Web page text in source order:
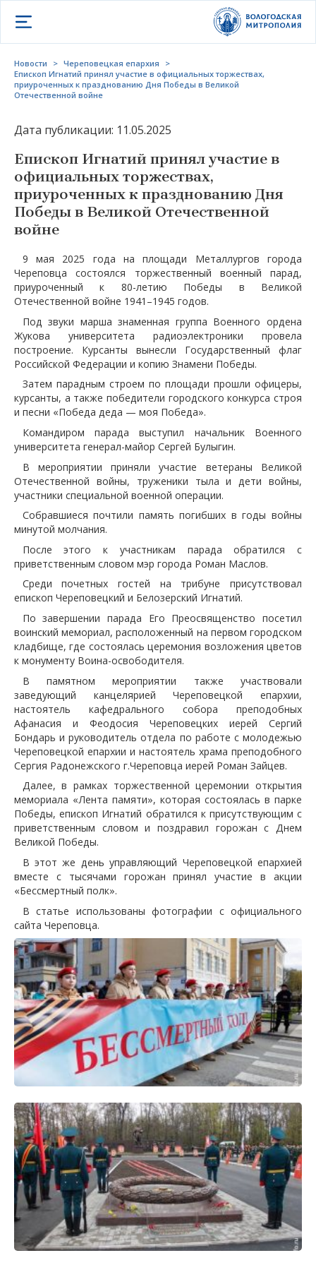
Открыть меню
Новости > Череповецкая епархия
>
Епископ Игнатий принял участие в официальных торжествах,
приуроченных к празднованию Дня Победы в Великой
Отечественной войне
Дата публикации: 11.05.2025
Епископ Игнатий принял участие в
официальных торжествах,
приуроченных к празднованию Дня
Победы в Великой Отечественной
войне
9 мая 2025 года на площади Металлургов города
Череповца состоялся торжественный военный парад,
приуроченный к 80-летию Победы в Великой
Отечественной войне 1941–1945 годов.
Под звуки марша знаменная группа Военного ордена
Жукова университета радиоэлектроники провела
построение. Курсанты вынесли Государственный флаг
Российской Федерации и копию Знамени Победы.
Затем парадным строем по площади прошли офицеры,
курсанты, а также победители городского конкурса строя
и песни «Победа деда — моя Победа».
Командиром парада выступил начальник Военного
университета генерал-майор Сергей Булыгин.
В мероприятии приняли участие ветераны Великой
Отечественной войны, труженики тыла и дети войны,
участники специальной военной операции.
Собравшиеся почтили память погибших в годы войны
минутой молчания.
После этого к участникам парада обратился с
приветственным словом мэр города Роман Маслов.
Среди почетных гостей на трибуне присутствовал
епископ Череповецкий и Белозерский Игнатий.
По завершении парада Его Преосвященство посетил
воинский мемориал, расположенный на первом городском
кладбище, где состоялась церемония возложения цветов
к монументу Воина-освободителя.
В памятном мероприятии также участвовали
заведующий канцелярией Череповецкой епархии,
настоятель кафедрального собора преподобных
Афанасия и Феодосия Череповецких иерей Сергий
Бондарь и руководитель отдела по работе с молодежью
Череповецкой епархии и настоятель храма преподобного
Сергия Радонежского г.Череповца иерей Роман Зайцев.
Далее, в рамках торжественной церемонии открытия
мемориала «Лента памяти», которая состоялась в парке
Победы, епископ Игнатий обратился к присутствующим с
приветственным словом и поздравил горожан с Днем
Великой Победы.
В этот же день управляющий Череповецкой епархией
вместе с тысячами горожан принял участие в акции
«Бессмертный полк».
В статье использованы фотографии с официального
сайта Череповца.